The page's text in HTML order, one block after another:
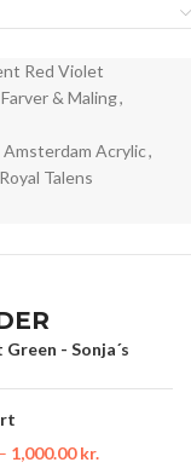
Red Violet
Farver & Maling,
Amsterdam Acrylic,
Royal Talens
- Sonja´s
– 1,000.00kr.